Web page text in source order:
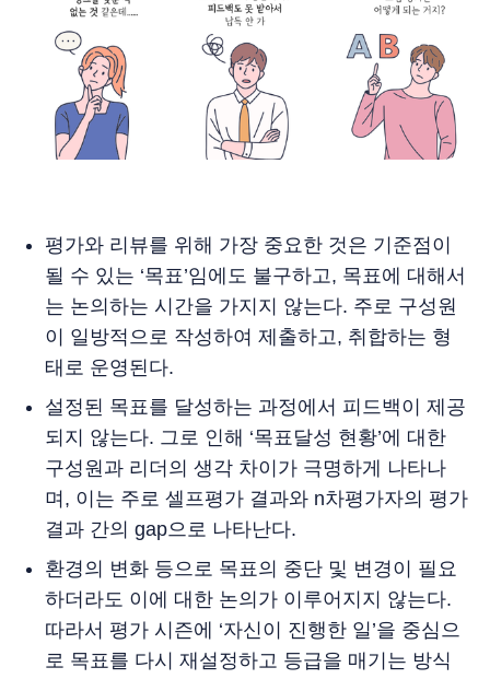
평가와 리뷰를 위해 가장 중요한 것은 기준점이
될 수 있는 ‘목표’임에도 불구하고, 목표에 대해서
는 논의하는 시간을 가지지 않는다. 주로 구성원
이 일방적으로 작성하여 제출하고, 취합하는 형
태로 운영된다.
설정된 목표를 달성하는 과정에서 피드백이 제공
되지 않는다. 그로 인해 ‘목표달성 현황’에 대한
구성원과 리더의 생각 차이가 극명하게 나타나
며, 이는 주로 셀프평가 결과와 n차평가자의 평가
결과 간의 gap으로 나타난다.
환경의 변화 등으로 목표의 중단 및 변경이 필요
하더라도 이에 대한 논의가 이루어지지 않는다.
따라서 평가 시즌에 ‘자신이 진행한 일’을 중심으
로 목표를 다시 재설정하고 등급을 매기는 방식